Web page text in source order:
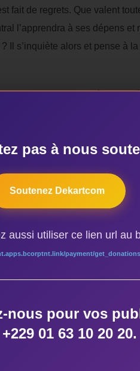
fait de regrets. Que valent
l’apprendra à ses dépens
Il s’inquiète alors et pense à
entre la fiction et la
On sort de cette lecture la
à la vie après une course
supérieur des Forces armées
12e régiment d’infanterie
du Nord au Burkina-
ainsi son amour et son
« Sentinelles » vient
artistique. «
valu d’être élevé au rang de
livre de Ouagadougou.
la formation en critique
pas à nous
Soutenez Dekartcom
aussi utiliser ce lien url au
payment/
nous pour vos
01 63 10 20 20.